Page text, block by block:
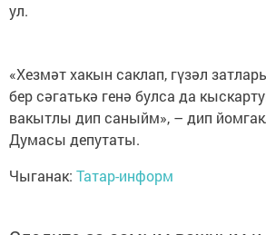
ул.
«Хезмәт хакын саклап, гүзәл
бер сәгатькә генә булса да
вакытлы дип саныйм», – дип
Думасы депутаты.
Чыганак: Татар-информ